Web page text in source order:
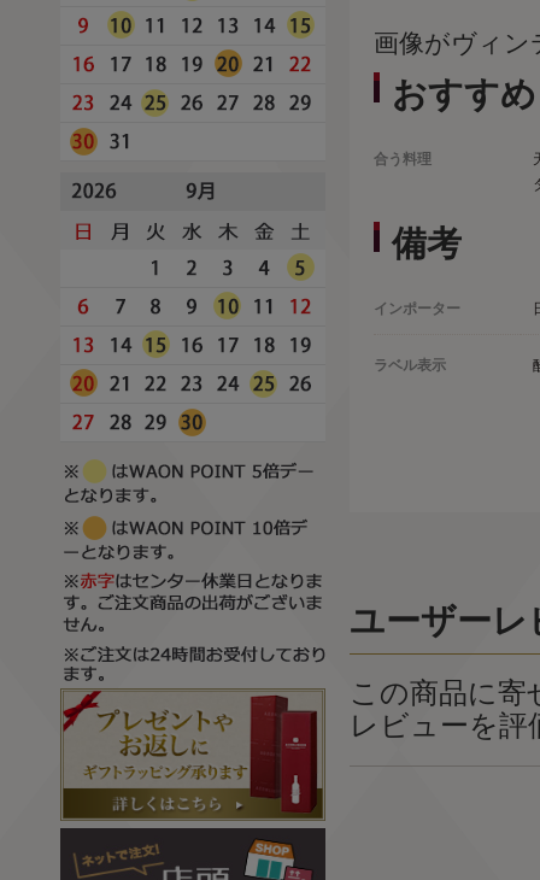
画像がヴィン
おすすめ
合う料理
備考
インポーター
ラベル表示
ユーザーレ
この商品に
レビューを評